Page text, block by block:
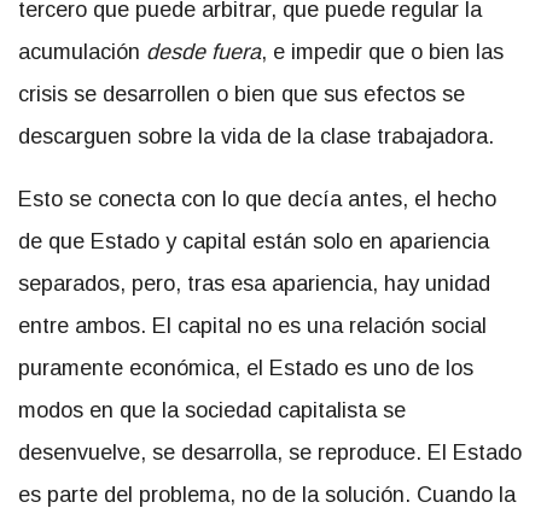
tercero que puede arbitrar, que puede regular la
acumulación desde fuera, e impedir que o bien las
crisis se desarrollen o bien que sus efectos se
descarguen sobre la vida de la clase trabajadora.
Esto se conecta con lo que decía antes, el hecho
de que Estado y capital están solo en apariencia
separados, pero, tras esa apariencia, hay unidad
entre ambos. El capital no es una relación social
puramente económica, el Estado es uno de los
modos en que la sociedad capitalista se
desenvuelve, se desarrolla, se reproduce. El Estado
es parte del problema, no de la solución. Cuando la